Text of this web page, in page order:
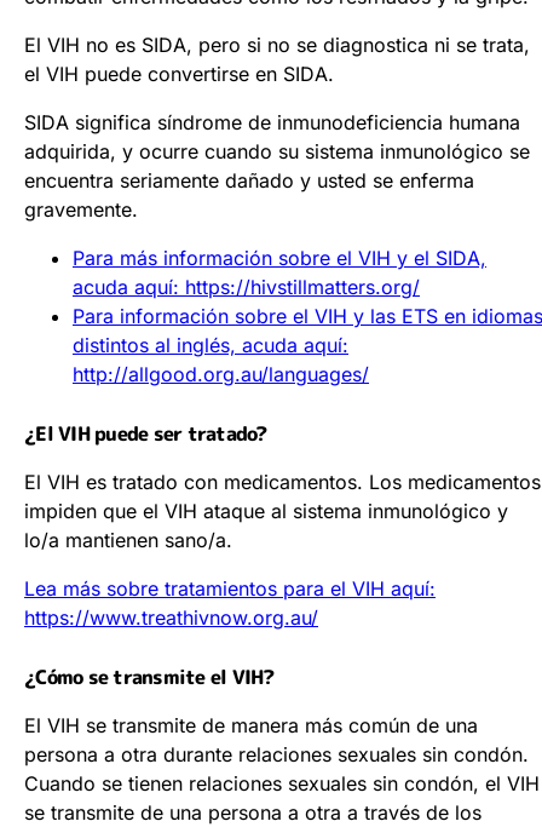
El VIH no es SIDA, pero si no se diagnostica ni se trata,
el VIH puede convertirse en SIDA.
SIDA significa síndrome de inmunodeficiencia humana
adquirida, y ocurre cuando su sistema inmunológico se
encuentra seriamente dañado y usted se enferma
gravemente.
Para más información sobre el VIH y el SIDA,
acuda aquí: https://hivstillmatters.org/
Para información sobre el VIH y las ETS en idiomas
distintos al inglés, acuda aquí:
http://allgood.org.au/languages/
¿El VIH puede ser tratado?
El VIH es tratado con medicamentos. Los medicamentos
impiden que el VIH ataque al sistema inmunológico y
lo/a mantienen sano/a.
Lea más sobre tratamientos para el VIH aquí:
https://www.treathivnow.org.au/
¿Cómo se transmite el VIH?
El VIH se transmite de manera más común de una
persona a otra durante relaciones sexuales sin condón.
Cuando se tienen relaciones sexuales sin condón, el VIH
se transmite de una persona a otra a través de los